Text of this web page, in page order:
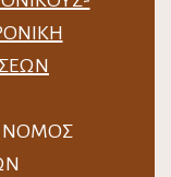
ΝΟΜΟΣ